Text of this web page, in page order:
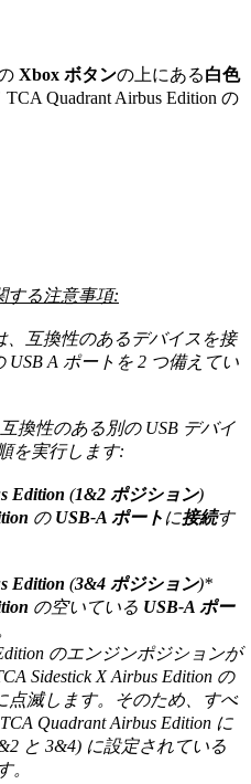
Xbox ボタンの上にある白色
TCA Quadrant Airbus Edition の
する注意事項:
、互換性のあるデバイスを接
USB A ポートを 2 つ備えてい
互換性のある別のUSB デバイ
を実行します:
Edition (1&2 ポジション)
の USB‑A ポート に接続す
Edition (3&4 ポジション)*
の空いている USB‑A ポー
のエンジンポジションが
Sidestick X Airbus Edition の
点滅します。そのため、すべ
TCA Quadrant Airbus Edition に
と 3&4) に設定されている
。